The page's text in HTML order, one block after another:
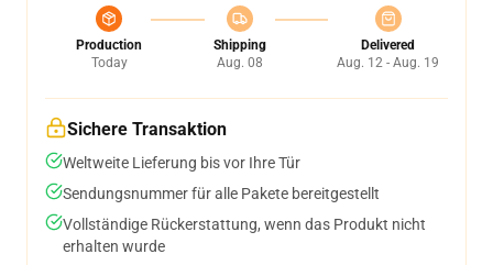
Production
Today
Shipping
Aug. 08
Delivered
Aug. 12 - Aug. 19
Sichere Transaktion
Weltweite Lieferung bis vor Ihre Tür
Sendungsnummer für alle Pakete bereitgestellt
Vollständige Rückerstattung, wenn das Produkt nicht
erhalten wurde